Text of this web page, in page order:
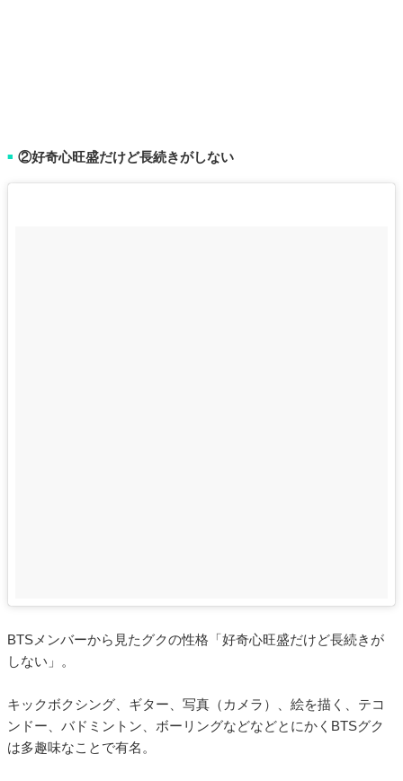
■ ②好奇心旺盛だけど長続きがしない
BTSメンバーから見たグクの性格「好奇心旺盛だけど長続きが
しない」。
キックボクシング、ギター、写真（カメラ）、絵を描く、テコ
ンドー、バドミントン、ボーリングなどなどとにかくBTSグク
は多趣味なことで有名。